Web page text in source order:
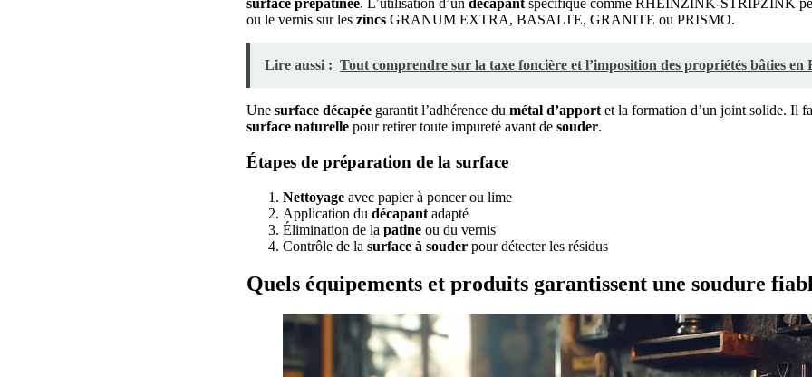
surface prépatinée. L’utilisation d’un décapant spécifique comme RHEINZINK-STRIPZINK
ou le vernis sur les zincs GRANUM EXTRA, BASALTE, GRANITE ou PRISMO.
Lire aussi : Tout comprendre sur la taxe foncière et l’imposition des propriétés bâties en
Une surface décapée garantit l’adhérence du métal d’apport et la formation d’un joint solide. Il
surface naturelle pour retirer toute impureté avant de souder.
Étapes de préparation de la surface
Nettoyage avec papier à poncer ou lime
Application du décapant adapté
Élimination de la patine ou du vernis
Contrôle de la surface à souder pour détecter les résidus
Quels équipements et produits garantissent une soudure